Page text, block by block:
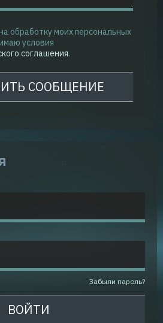
обработку моих персональных
условия
соглашения.
Забыли пароль?